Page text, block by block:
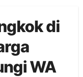
di
WA